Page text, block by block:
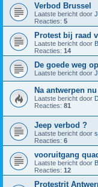
Verbod Brussel
Laatste bericht door
Reacties: 5
Protest bij raad
Laatste bericht door
Reacties: 14
De goede weg
Laatste bericht door
Na antwerpen
Laatste bericht door
Reacties: 81
Jeep verbod ?
Laatste bericht door
Reacties: 6
vooruitgang
Laatste bericht door
Reacties: 12
Protestrit